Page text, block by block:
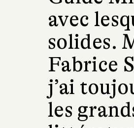
avec
solides.
Fabrice
j’ai
les